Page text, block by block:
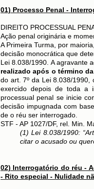
01) Processo Penal -
DIREITO PROCESSUAL
Ação penal originária e
A Primeira Turma, por
decisão monocrática que
Lei 8.038/1990. A agravante
realizado após o término
do art. 7º da Lei 8.038/
exercido depois de toda a
processual penal se inicie
decisão impugnada com
de o réu ser interrogado.
​STF - AP 1027/DF, rel. Min.
(1) Lei 8.038/1990:
citar o acusado ou
02) Interrogatório do réu -
- Rito especial - Nulidade